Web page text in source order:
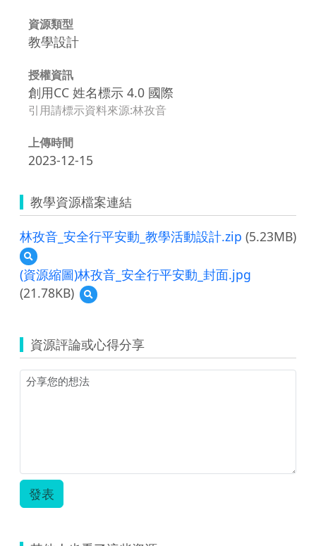
資源類型
教學設計
授權資訊
創用CC 姓名標示 4.0 國際
引用請標示資料來源:林孜音
上傳時間
2023-12-15
教學資源檔案連結
林孜音_安全行平安動_教學活動設計.zip (5.23MB)
預
覽
林
孜
安
全
行
平
安
設
計.zip
(資源縮圖)林孜音_安全行平安動_封面.jpg
(21.78KB)
預
覽
縮
圖)
林
資源評論或心得分享
發表